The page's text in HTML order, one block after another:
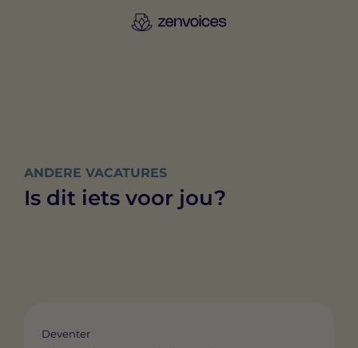
ANDERE VACATURES
Is dit iets voor jou?
Deventer